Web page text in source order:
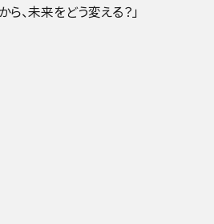
ら、未来をどう変える？」